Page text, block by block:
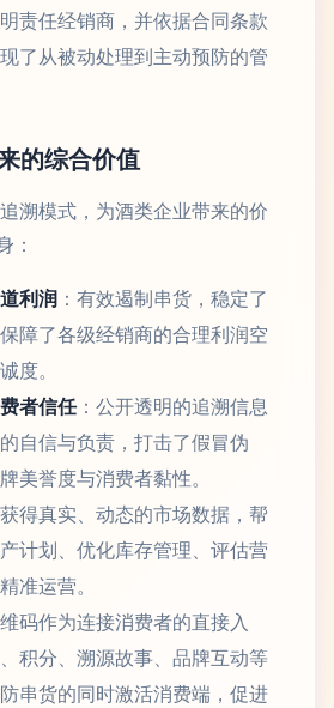
责任经销商，并依据合同条款
了从被动处理到主动预防的管
的综合价值
溯模式，为酒类企业带来的价
：
利润 ：有效遏制串货，稳定了
障了各级经销商的合理利润空
度。
者信任：公开透明的追溯信息
自信与负责，打击了假冒伪
美誉度与消费者黏性。
获得真实、动态的市场数据，帮
计划、优化库存管理、评估营
准运营。
维码作为连接消费者的直接入
积分、溯源故事、品牌互动等
串货的同时激活消费端，促进